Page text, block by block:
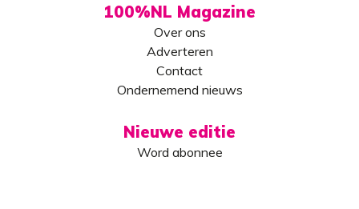
100%NL Magazine
Over ons
Adverteren
Contact
Ondernemend nieuws
Nieuwe editie
Word abonnee